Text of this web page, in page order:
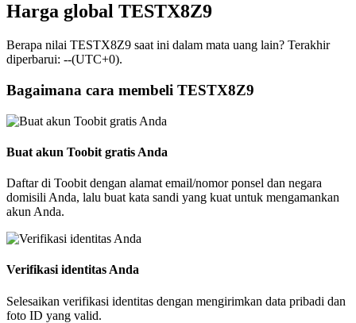
Harga global TESTX8Z9
Berapa nilai TESTX8Z9 saat ini dalam mata uang lain? Terakhir
diperbarui: --(UTC+0).
Bagaimana cara membeli TESTX8Z9
Buat akun Toobit gratis Anda
Daftar di Toobit dengan alamat email/nomor ponsel dan negara
domisili Anda, lalu buat kata sandi yang kuat untuk mengamankan
akun Anda.
Verifikasi identitas Anda
Selesaikan verifikasi identitas dengan mengirimkan data pribadi dan
foto ID yang valid.